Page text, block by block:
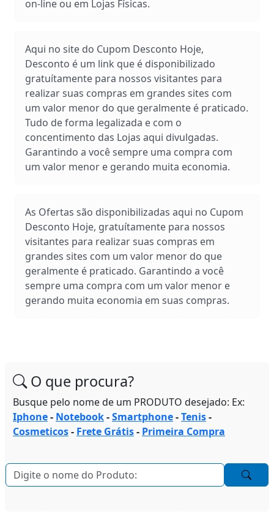
on-line ou em Lojas Físicas.
Aqui no site do Cupom Desconto Hoje,
Desconto é um link que é disponibilizado
gratuítamente para nossos visitantes para
realizar suas compras em grandes sites com
um valor menor do que geralmente é praticado.
Tudo de forma legalizada e com o
concentimento das Lojas aqui divulgadas.
Garantindo a você sempre uma compra com
um valor menor e gerando muita economia.
As Ofertas são disponibilizadas aqui no Cupom
Desconto Hoje, gratuítamente para nossos
visitantes para realizar suas compras em
grandes sites com um valor menor do que
geralmente é praticado. Garantindo a você
sempre uma compra com um valor menor e
gerando muita economia em suas compras.
O que procura?
Busque pelo nome de um PRODUTO desejado: Ex:
Iphone- Notebook-Smartphone-Tenis-
Cosmeticos- Frete Grátis- Primeira Compra